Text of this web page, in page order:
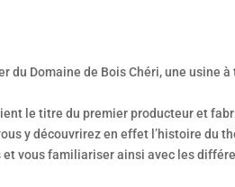
du Domaine de Bois Chéri, une
le titre du premier producteur et
y découvrirez en effet l’histoire du
vous familiariser ainsi avec les